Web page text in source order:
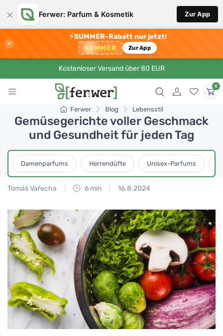
× Ferwer: Parfum & Kosmetik Zur App
×
⚡SUMMER-Rabatt nur jetzt!
SUMMER Zur App
Kostenloser Versand über 80 EUR
0
Ferwer Blog Lebensstil
Gemüsegerichte voller Geschmack
und Gesundheit für jeden Tag
Damenparfums Herrendüfte Unisex-Parfums
Tomáš Vařecha 6 min 16.8.2024